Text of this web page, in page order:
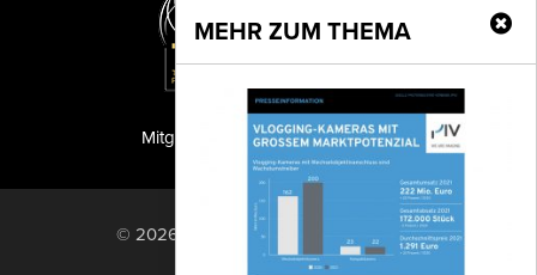
MEHR ZUM THEMA
PF Publishing GmbH
Mitglied der TIPA
© 2026 PF Publishing GmbH. All rights
reserved.